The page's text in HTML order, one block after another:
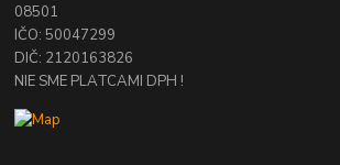
08501
IČO: 50047299
DIČ: 2120163826
NIE SME PLATCAMI DPH !